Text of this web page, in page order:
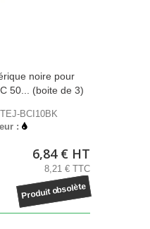
noire pour
50... (boite de 3)
TEJ-BCI10BK
:
6,84 € HT
8,21 € TTC
Produit obsolète